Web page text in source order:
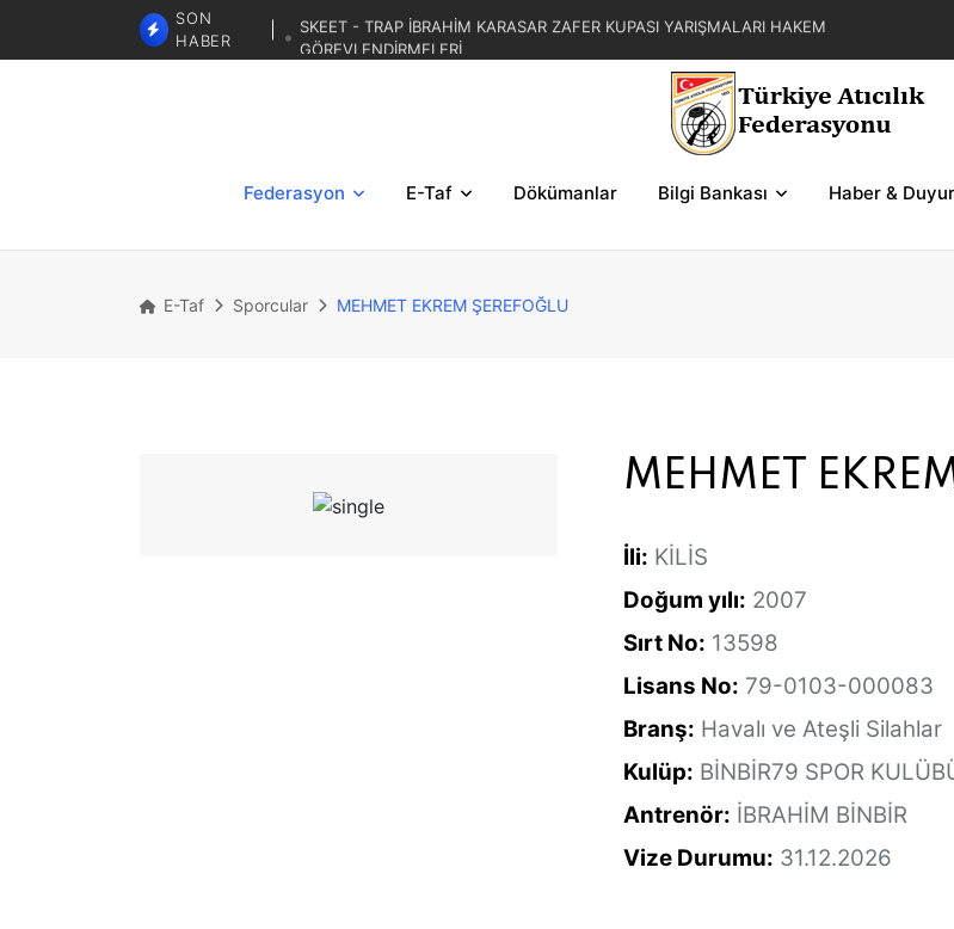
SON
HABER
SKEET - TRAP İBRAHİM KARASAR ZAFER KUPASI YARIŞMALARI HAKEM
GÖREVLENDİRMELERİ
TRAP 2.BÖLGESEL MİLLİ DEMOKRASİ KUPASI 2. BÖLGE SERİ VE ŞEMALARI
TRAP 3. BÖLGESEL YAZ KUPASI YARIŞMALARI HAKEM GÖREVLENDİRMELERİ
Federasyon E-Taf Dökümanlar Bilgi Bankası Haber &
E-Taf Sporcular MEHMET EKREM ŞEREFOĞLU
MEHMET
İli: KİLİS
Doğum yılı: 2007
Sırt No: 13598
Lisans No: 79-0103-000083
Branş: Havalı ve Ateşli Silahlar
Kulüp: BİNBİR79 SPOR
Antrenör: İBRAHİM BİNBİR
Vize Durumu: 31.12.2026